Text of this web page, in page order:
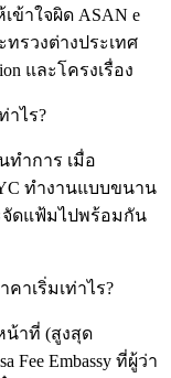
ข้าใจผิด ASAN e
รวงต่างประเทศ
และโครงเรื่อง
าไร?
ทำการ เมื่อ
ทำงานแบบขนาน
จัดแฟ้มไปพร้อมกัน
าเริ่มเท่าไร?
น้าที่ (สูงสุด
Embassy ที่ผู้ว่า